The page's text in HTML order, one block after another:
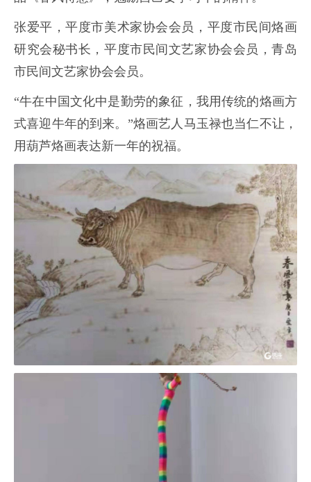
张爱平，平度市美术家协会会员，平度市民间烙画
研究会秘书长，平度市民间文艺家协会会员，青岛
市民间文艺家协会会员。
“牛在中国文化中是勤劳的象征，我用传统的烙画方
式喜迎牛年的到来。”烙画艺人马玉禄也当仁不让，
用葫芦烙画表达新一年的祝福。